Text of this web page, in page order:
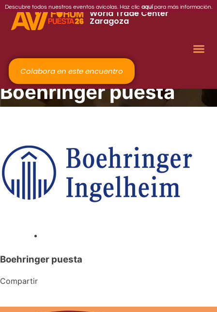
Descubre todos nuestros eventos avícolas. Haz clic aquípara más información.
2026
World Trade Center
Zaragoza
Colabora en este encuentro
Boehringer puesta
Boehringer puesta
Compartir